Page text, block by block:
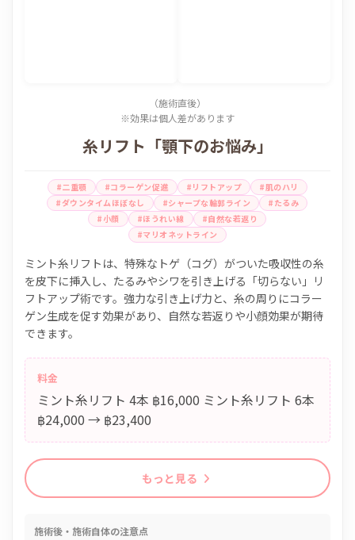
（施術直後）
※効果は個人差があります
糸リフト「顎下のお悩み」
#二重顎 #コラーゲン促進 #リフトアップ
#肌のハリ
#ダウンタイムほぼなし
#シャープな輪郭ライン
#たるみ
#小顔
#ほうれい線
#自然な若返り
#マリオネットライン
ミント糸リフトは、特殊なトゲ（コグ）がついた吸収性の糸
を皮下に挿入し、たるみやシワを引き上げる「切らない」リ
フトアップ術です。強力な引き上げ力と、糸の周りにコラー
ゲン生成を促す効果があり、自然な若返りや小顔効果が期待
できます。
料金
ミント糸リフト 4本 ฿16,000 ミント糸リフト 6本
฿24,000 → ฿23,400
もっと見る
施術後・施術自体の注意点